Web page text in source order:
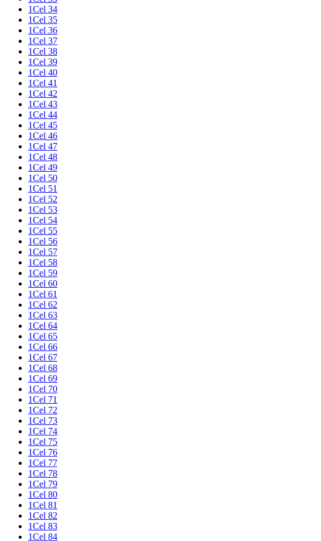
1Cel 34
1Cel 35
1Cel 36
1Cel 37
1Cel 38
1Cel 39
1Cel 40
1Cel 41
1Cel 42
1Cel 43
1Cel 44
1Cel 45
1Cel 46
1Cel 47
1Cel 48
1Cel 49
1Cel 50
1Cel 51
1Cel 52
1Cel 53
1Cel 54
1Cel 55
1Cel 56
1Cel 57
1Cel 58
1Cel 59
1Cel 60
1Cel 61
1Cel 62
1Cel 63
1Cel 64
1Cel 65
1Cel 66
1Cel 67
1Cel 68
1Cel 69
1Cel 70
1Cel 71
1Cel 72
1Cel 73
1Cel 74
1Cel 75
1Cel 76
1Cel 77
1Cel 78
1Cel 79
1Cel 80
1Cel 81
1Cel 82
1Cel 83
1Cel 84